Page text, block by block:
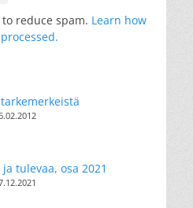
reduce spam. Learn how
tulevaa, osa 2021